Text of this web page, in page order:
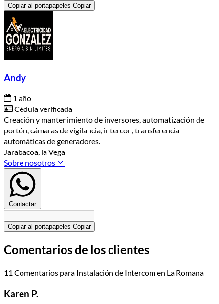
Copiar al portapapeles Copiar
Andy
1 año
Cédula verificada
Creación y mantenimiento de inversores, automatización de
portón, cámaras de vigilancia, intercon, transferencia
automáticas de generadores.
Jarabacoa, la Vega
Sobre nosotros
Contactar
Copiar al portapapeles Copiar
Comentarios de los clientes
11 Comentarios para Instalación de Intercom en La Romana
Karen P.